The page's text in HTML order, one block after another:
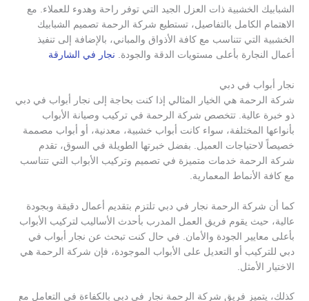
الشبابيك الخشبية ذات العزل الجيد التي توفر راحة وهدوء للعملاء. مع
الاهتمام الكامل بالتفاصيل، تستطيع شركة الرحمة تصميم الشبابيك
الخشبية التي تتناسب مع كافة الأذواق والمباني، بالإضافة إلى تنفيذ
أعمال النجارة بأعلى مستويات الدقة والجودة. نجار في الشارقة
نجار أبواب في دبي
شركة الرحمة هي الخيار المثالي إذا كنت بحاجة إلى نجار أبواب في دبي
ذو خبرة عالية. تتخصص شركة الرحمة في تركيب وصيانة الأبواب
بأنواعها المختلفة، سواء كانت أبواب خشبية، معدنية، أو أبواب مصممة
خصيصاً لاحتياجات العميل. بفضل خبرتها الطويلة في السوق، تقدم
شركة الرحمة خدمات متميزة في تصميم وتركيب الأبواب التي تتناسب
مع كافة الأنماط المعمارية.
كما أن شركة الرحمة نجار في دبي تلتزم بتقديم أعمال دقيقة وبجودة
عالية، حيث يقوم فريق العمل المدرب بأحدث الأساليب لتركيب الأبواب
بأعلى معايير الجودة والأمان. في حال كنت تبحث عن نجار أبواب في
دبي للتركيب أو التعديل على الأبواب الموجودة، فإن شركة الرحمة هي
الاختيار الأمثل.
كذلك، يتميز فريق شركة الرحمة نجار في دبي بالكفاءة في التعامل مع